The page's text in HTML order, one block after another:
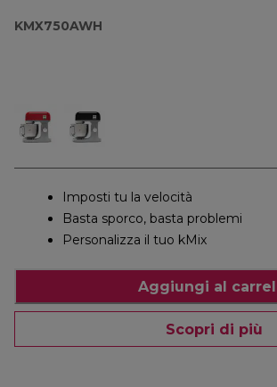
KMX750AWH
Imposti tu la velocità
Basta sporco, basta problemi
Personalizza il tuo kMix
Aggiungi al
Scopri di più